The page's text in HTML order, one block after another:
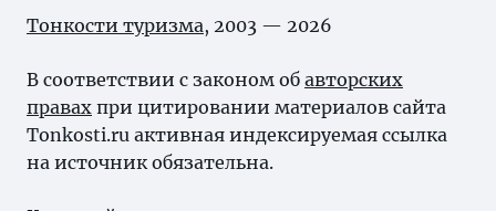
Тонкости туризма, 2003 — 2026
В соответствии с законом об авторских
правах при цитировании материалов сайта
Tonkosti.ru активная индексируемая ссылка
на источник обязательна.